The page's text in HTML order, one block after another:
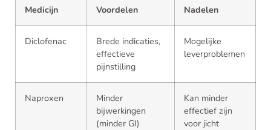
Medicijn Voordelen Nadelen
Diclofenac
Brede indicaties,
effectieve
pijnstilling
Mogelijke
leverproblemen
Naproxen
Minder
bijwerkingen
(minder GI)
Kan minder
effectief zijn
voor jicht